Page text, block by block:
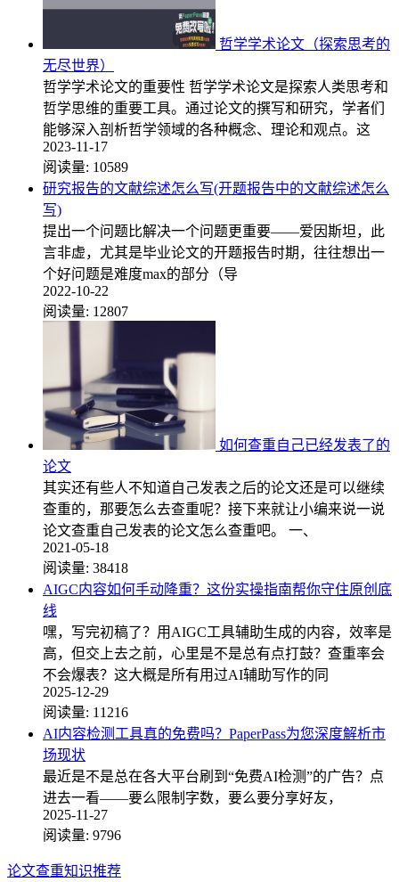
哲学学术论文（探索思考的
无尽世界）
哲学学术论文的重要性 哲学学术论文是探索人类思考和
哲学思维的重要工具。通过论文的撰写和研究，学者们
能够深入剖析哲学领域的各种概念、理论和观点。这
2023-11-17
阅读量: 10589
研究报告的文献综述怎么写(开题报告中的文献综述怎么
写)
提出一个问题比解决一个问题更重要——爱因斯坦，此
言非虚，尤其是毕业论文的开题报告时期，往往想出一
个好问题是难度max的部分（导
2022-10-22
阅读量: 12807
如何查重自己已经发表了的
论文
其实还有些人不知道自己发表之后的论文还是可以继续
查重的，那要怎么去查重呢？接下来就让小编来说一说
论文查重自己发表的论文怎么查重吧。 一、
2021-05-18
阅读量: 38418
AIGC内容如何手动降重？这份实操指南帮你守住原创底
线
嘿，写完初稿了？用AIGC工具辅助生成的内容，效率是
高，但交上去之前，心里是不是总有点打鼓？查重率会
不会爆表？这大概是所有用过AI辅助写作的同
2025-12-29
阅读量: 11216
AI内容检测工具真的免费吗？PaperPass为您深度解析市
场现状
最近是不是总在各大平台刷到“免费AI检测”的广告？点
进去一看——要么限制字数，要么要分享好友，
2025-11-27
阅读量: 9796
论文查重知识推荐